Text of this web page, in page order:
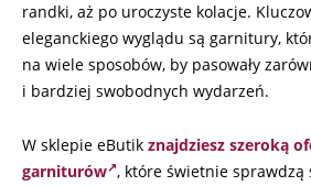
randki, aż po uroczyste kolacje.
eleganckiego wyglądu są garnitury,
na wiele sposobów, by pasowały
i bardziej swobodnych wydarzeń.
W sklepie eButik znajdziesz szeroką
garniturów , które świetnie sprawdzą